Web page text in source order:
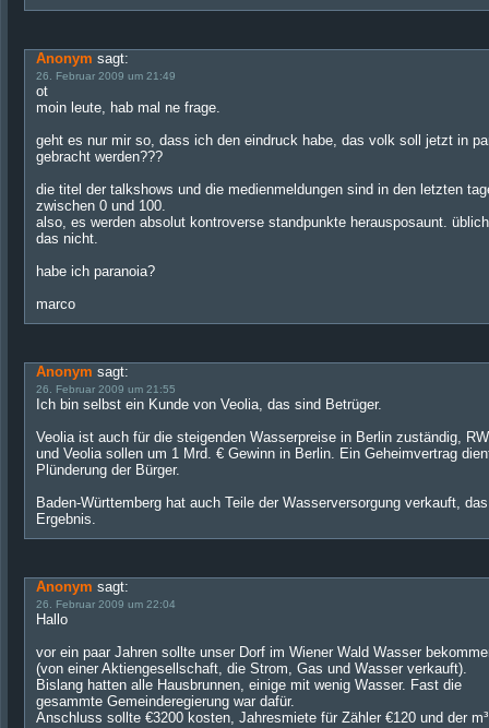
Anonym sagt:
26. Februar 2009 um 21:49
ot
moin leute, hab mal ne frage.
geht es nur mir so, dass ich den eindruck habe, das volk soll jetzt in
gebracht werden???
die titel der talkshows und die medienmeldungen sind in den letzten
zwischen 0 und 100.
also, es werden absolut kontroverse standpunkte herausposaunt.
das nicht.
habe ich paranoia?
marco
Anonym sagt:
26. Februar 2009 um 21:55
Ich bin selbst ein Kunde von Veolia, das sind Betrüger.
Veolia ist auch für die steigenden Wasserpreise in Berlin zuständig,
und Veolia sollen um 1 Mrd. € Gewinn in Berlin. Ein Geheimvertrag
Plünderung der Bürger.
Baden-Württemberg hat auch Teile der Wasserversorgung verkauft,
Ergebnis.
Anonym sagt:
26. Februar 2009 um 22:04
Hallo
vor ein paar Jahren sollte unser Dorf im Wiener Wald Wasser
(von einer Aktiengesellschaft, die Strom, Gas und Wasser verkauft).
Bislang hatten alle Hausbrunnen, einige mit wenig Wasser. Fast die
gesammte Gemeinderegierung war dafür.
Anschluss sollte €3200 kosten, Jahresmiete für Zähler €120 und der